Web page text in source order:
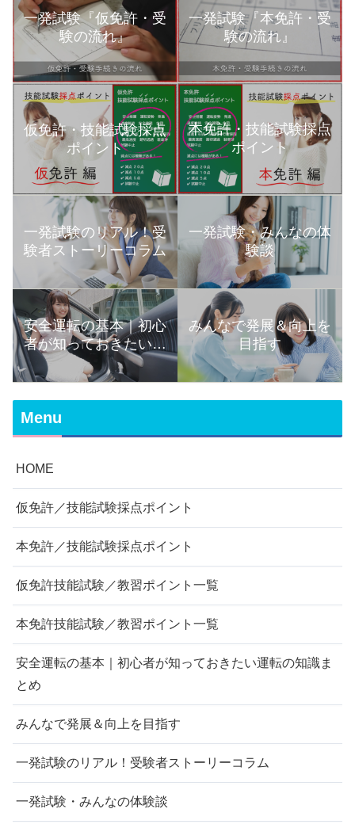
一発試験『仮免許・受
験の流れ』
一発試験『本免許・受
験の流れ』
仮免許・技能試験採点
ポイント
本免許・技能試験採点
ポイント
一発試験のリアル！受
験者ストーリーコラム
一発試験・みんなの体
験談
安全運転の基本｜初心
者が知っておきたい運
転の知識まとめ
みんなで発展＆向上を
目指す
Menu
HOME
仮免許／技能試験採点ポイント
本免許／技能試験採点ポイント
仮免許技能試験／教習ポイント一覧
本免許技能試験／教習ポイント一覧
安全運転の基本｜初心者が知っておきたい運転の知識ま
とめ
みんなで発展＆向上を目指す
一発試験のリアル！受験者ストーリーコラム
一発試験・みんなの体験談